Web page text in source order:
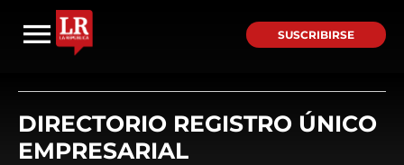
SUSCRIBIRSE
DIRECTORIO REGISTRO ÚNICO
EMPRESARIAL